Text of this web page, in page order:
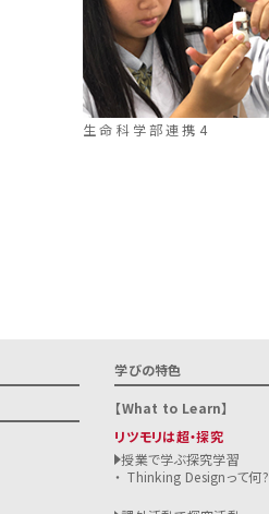
生命科学部連携4
学びの特色
What to Learn
リツモリは超・探究
授業で学ぶ探究学習
Thinking Designって何?